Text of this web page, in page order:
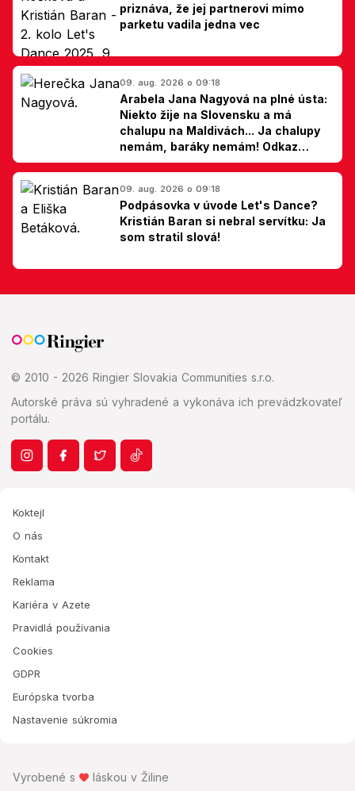
priznáva, že jej partnerovi mimo
parketu vadila jedna vec
09. aug. 2026 o 09:18
Arabela Jana Nagyová na plné ústa:
Niekto žije na Slovensku a má
chalupu na Maldivách... Ja chalupy
nemám, baráky nemám! Odkaz
Slovákom
09. aug. 2026 o 09:18
Podpásovka v úvode Let's Dance?
Kristián Baran si nebral servítku: Ja
som stratil slová!
© 2010 - 2026 Ringier Slovakia Communities s.r.o.
Autorské práva sú vyhradené a vykonáva ich prevádzkovateľ
portálu.
Koktejl
O nás
Kontakt
Reklama
Kariéra v Azete
Pravidlá používania
Cookies
GDPR
Európska tvorba
Nastavenie súkromia
Vyrobené s láskou v Žiline